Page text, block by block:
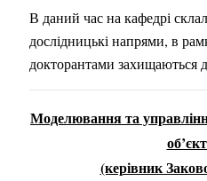
В даний час на кафедрі
дослідницькі напрями, в
докторантами захищаються
Моделювання та
(керівник